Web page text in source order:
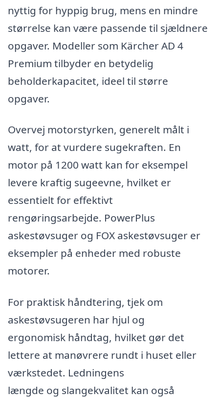
nyttig for hyppig brug, mens en mindre
størrelse kan være passende til sjældnere
opgaver. Modeller som Kärcher AD 4
Premium tilbyder en betydelig
beholderkapacitet, ideel til større
opgaver.
Overvej motorstyrken, generelt målt i
watt, for at vurdere sugekraften. En
motor på 1200 watt kan for eksempel
levere kraftig sugeevne, hvilket er
essentielt for effektivt
rengøringsarbejde. PowerPlus
askestøvsuger og FOX askestøvsuger er
eksempler på enheder med robuste
motorer.
For praktisk håndtering, tjek om
askestøvsugeren har hjul og
ergonomisk håndtag, hvilket gør det
lettere at manøvrere rundt i huset eller
værkstedet. Ledningens
længde og slangekvalitet kan også